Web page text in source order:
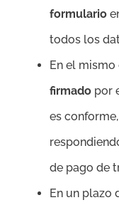
formulario
todos los
En el mismo
firmado por
es
de pago de
En un plazo